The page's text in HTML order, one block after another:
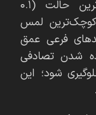
برای کلیدهای حرکتی حساس‌ترین حالت (۰.۱
کوچک‌ترین لمس
فرعی عمق
شدن تصادفی
شود؛ این